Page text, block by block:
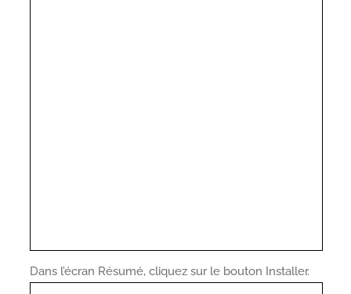
Dans l’écran Résumé, cliquez sur le bouton Installer.